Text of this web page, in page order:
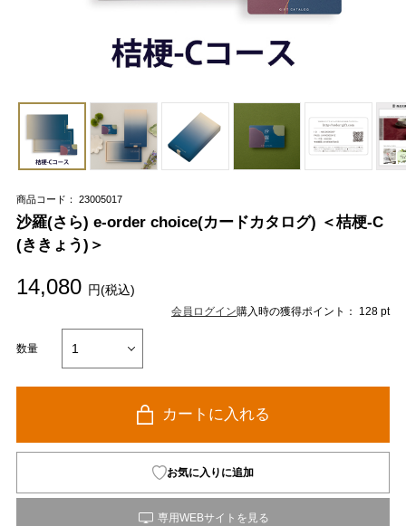
商品コード： 23005017
沙羅(さら) e-order choice(カードカタログ) ＜桔梗-C
(ききょう)＞
14,080 円(税込)
会員ログイン購入時の獲得ポイント： 128 pt
数量
カートに入れる
お気に入りに追加